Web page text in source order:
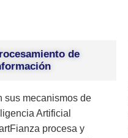
de
sus mecanismos de
Artificial
procesa y